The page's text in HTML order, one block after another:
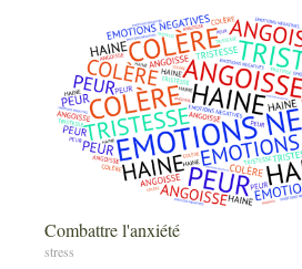
Combattre l'anxiété
stress